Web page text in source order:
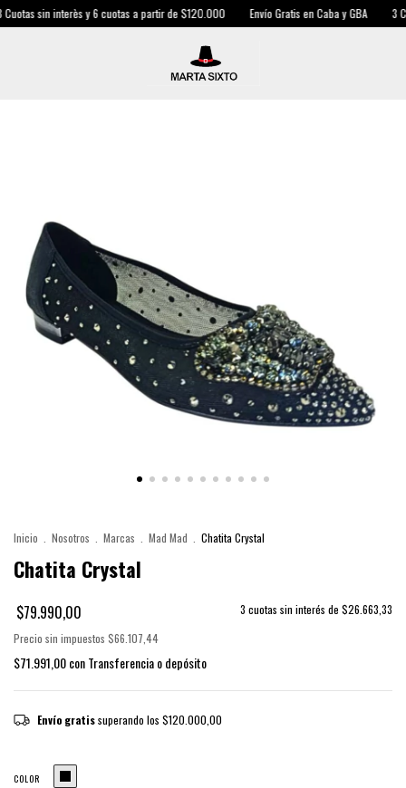
sin interès y 6 cuotas a partir de $120.000 Envío Gratis en Caba y GBA 3
Inicio Nosotros Marcas Mad Mad Chatita Crystal
Chatita Crystal
$79.990,00 3 cuotas sin interés de $26.663,33
Precio sin impuestos $66.107,44
$71.991,00conTransferencia o depósito
Envío gratis superando los $120.000,00
COLOR